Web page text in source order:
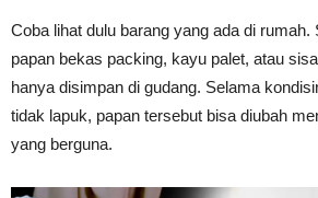
Kuat
Coba lihat dulu barang yang ada di rumah.
papan bekas packing, kayu palet, atau
hanya disimpan di gudang. Selama
tidak lapuk, papan tersebut bisa diubah
yang berguna.